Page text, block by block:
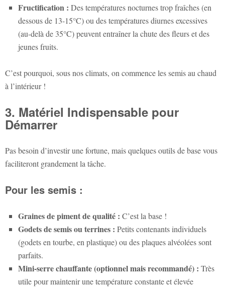
Fructification : Des températures nocturnes trop fraîches (en
dessous de 13-15°C) ou des températures diurnes excessives
(au-delà de 35°C) peuvent entraîner la chute des fleurs et des
jeunes fruits.
C’est pourquoi, sous nos climats, on commence les semis au chaud
à l’intérieur !
3. Matériel Indispensable pour
Démarrer
Pas besoin d’investir une fortune, mais quelques outils de base vous
faciliteront grandement la tâche.
Pour les semis :
Graines de piment de qualité : C’est la base !
Godets de semis ou terrines : Petits contenants individuels
(godets en tourbe, en plastique) ou des plaques alvéolées sont
parfaits.
Mini-serre chauffante (optionnel mais recommandé) : Très
utile pour maintenir une température constante et élevée